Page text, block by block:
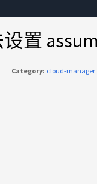
置
Category: cloud-manager